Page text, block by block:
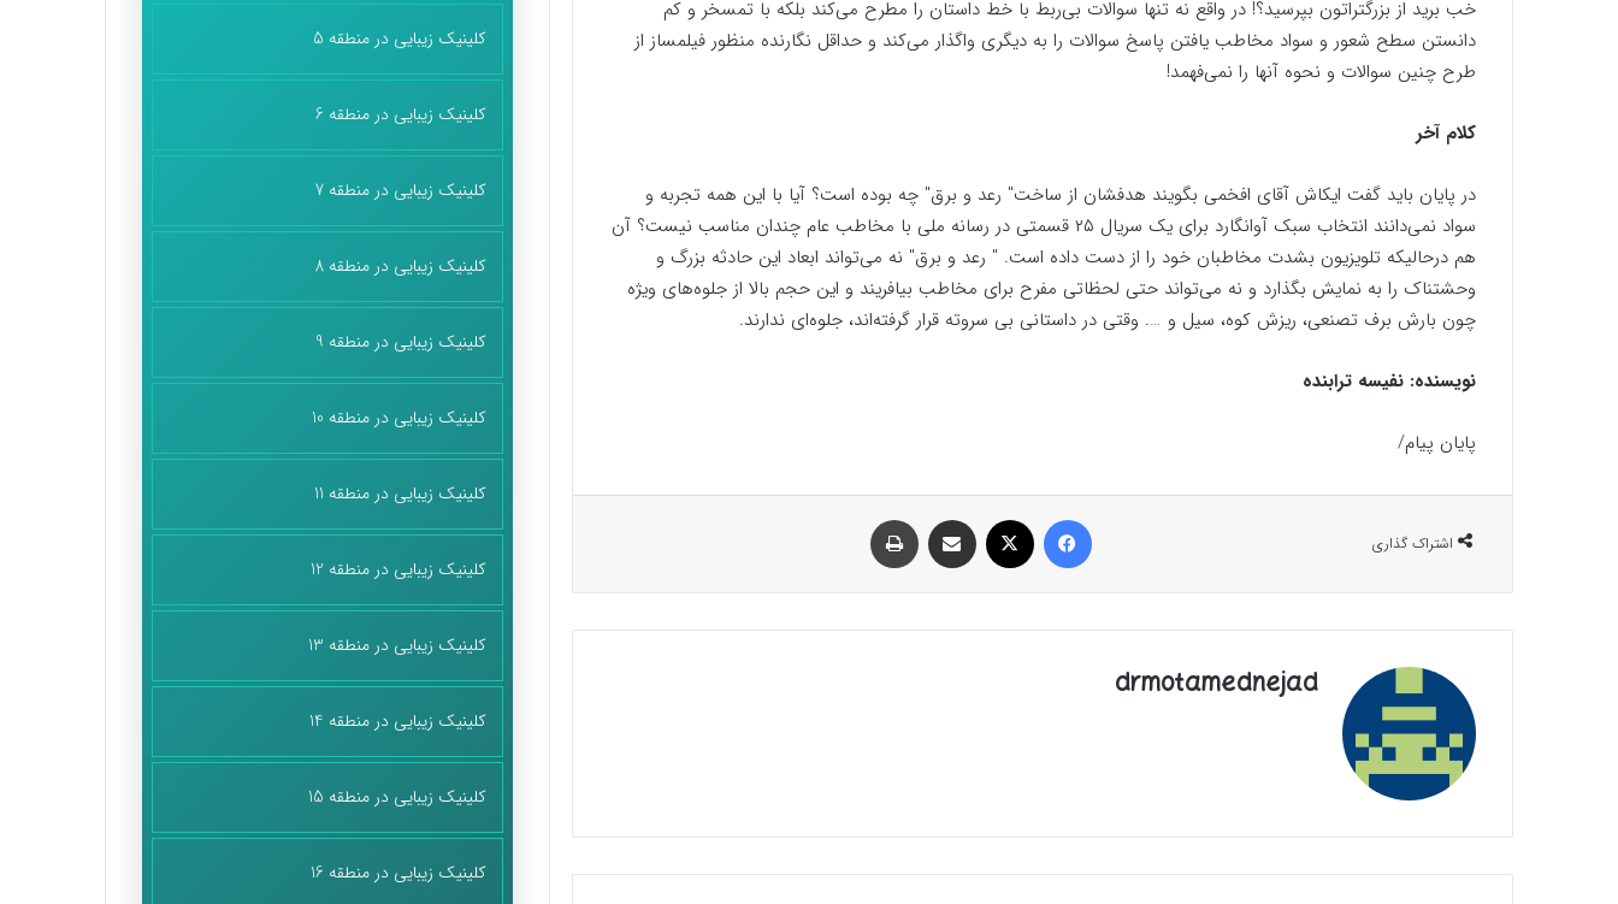
خب برید از بزرگتراتون بپرسید؟! در واقع نه تنها سوالات بی‌ربط با خط داستان را مطرح می‌کند بلکه با تمسخر و کم
دانستن سطح شعور و سواد مخاطب یافتن پاسخ سوالات را به دیگری واگذار می‌کند و حداقل نگارنده منظور فیلمساز از
طرح چنین سوالات و نحوه آنها را نمی‌فهمد!
کلام آخر
در پایان باید گفت ایکاش آقای افخمی بگویند هدفشان از ساخت" رعد و برق" چه بوده است؟ آیا با این همه تجربه و
سواد نمی‌دانند انتخاب سبک آوانگارد برای یک سریال ۲۵ قسمتی در رسانه ملی با مخاطب عام چندان مناسب نیست؟ آن
هم درحالیکه تلویزیون بشدت مخاطبان خود را از دست داده است. " رعد و برق" نه می‌تواند ابعاد این حادثه بزرگ و
وحشتناک را به نمایش بگذارد و نه می‌تواند حتی لحظاتی مفرح برای مخاطب بیافریند و این حجم بالا از جلوه‌های ویژه
چون بارش برف تصنعی، ریزش کوه، سیل و …. وقتی در داستانی بی سروته قرار گرفته‌اند، جلوه‌ای ندارند.
نویسنده: نفیسه ترابنده
پایان پیام/
اشتراک گذاری
فیسبوک ایکس اشتراک گذاری با ایمیل
drmotamednejad
کلینیک زیبایی در منطقه 5
کلینیک زیبایی در منطقه 6
کلینیک زیبایی در منطقه 7
کلینیک زیبایی در منطقه 8
کلینیک زیبایی در منطقه 9
کلینیک زیبایی در منطقه 10
کلینیک زیبایی در منطقه 11
کلینیک زیبایی در منطقه 12
کلینیک زیبایی در منطقه 13
کلینیک زیبایی در منطقه 14
کلینیک زیبایی در منطقه 15
کلینیک زیبایی در منطقه 16